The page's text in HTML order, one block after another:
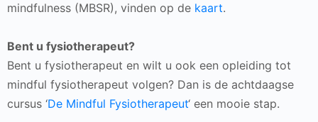
mindfulness (MBSR), vinden op de kaart.
Bent u fysiotherapeut?
Bent u fysiotherapeut en wilt u ook een opleiding tot
mindful fysiotherapeut volgen? Dan is de achtdaagse
cursus ‘De Mindful Fysiotherapeut‘ een mooie stap.